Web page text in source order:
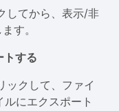
してから、表示/非
す。
トする
ックして、ファイ
にエクスポート